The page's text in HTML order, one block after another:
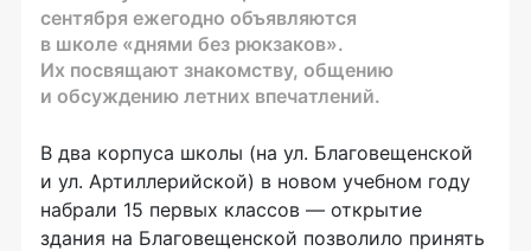
сентября ежегодно объявляются
в школе «днями без рюкзаков».
Их посвящают знакомству, общению
и обсуждению летних впечатлений.
В два корпуса школы (на ул. Благовещенской
и ул. Артиллерийской) в новом учебном году
набрали 15 первых классов — открытие
здания на Благовещенской позволило принять